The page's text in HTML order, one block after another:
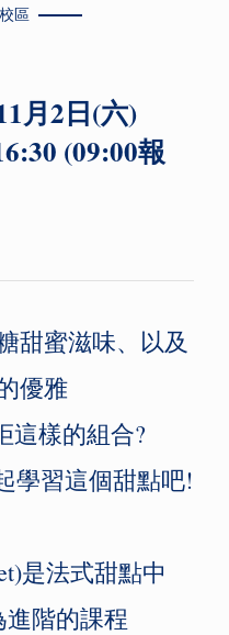
區
月2日(六)
(09:00報
甜蜜滋味、以及
優雅
這樣的組合?
學習這個甜點吧!
是法式甜點中
階的課程